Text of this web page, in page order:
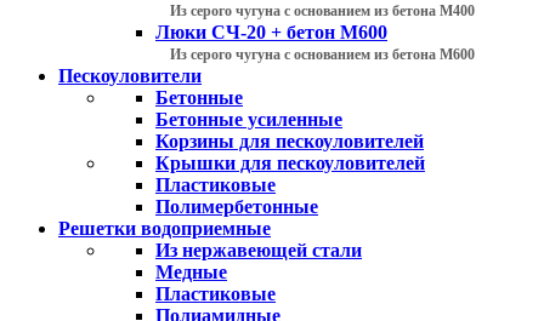
Из серого чугуна с основанием из бетона М400
Люки СЧ-20 + бетон М600
Из серого чугуна с основанием из бетона М600
Пескоуловители
Бетонные
Бетонные усиленные
Корзины для пескоуловителей
Крышки для пескоуловителей
Пластиковые
Полимербетонные
Решетки водоприемные
Из нержавеющей стали
Медные
Пластиковые
Полиамидные